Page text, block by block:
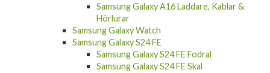
Samsung Galaxy A16 Laddare, Kablar &
Hörlurar
Samsung Galaxy Watch
Samsung Galaxy S24 FE
Samsung Galaxy S24 FE Fodral
Samsung Galaxy S24 FE Skal